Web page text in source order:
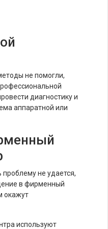
не помогли,
диагностику и
аппаратной или
проблему не удается,
в фирменный
окажут
используют